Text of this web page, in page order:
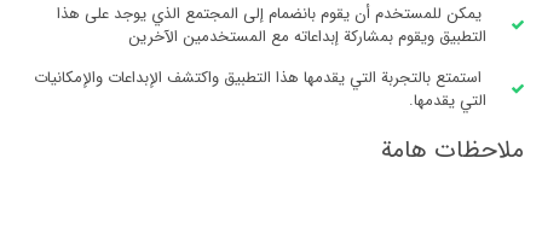
يمكن للمستخدم أن يقوم بانضمام إلى المجتمع الذي يوجد على هذا
التطبيق ويقوم بمشاركة إبداعاته مع المستخدمين الآخرين
استمتع بالتجربة التي يقدمها هذا التطبيق واكتشف الإبداعات والإمكانيات
التي يقدمها.
ملاحظات هامة